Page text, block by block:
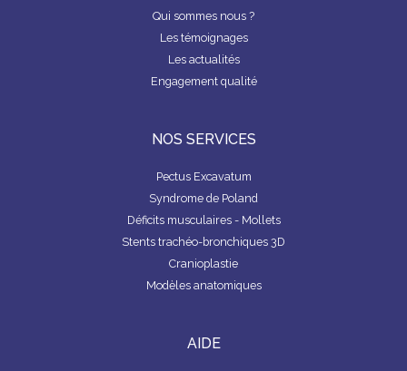
Qui sommes nous ?
Les témoignages
Les actualités
Engagement qualité
NOS SERVICES
Pectus Excavatum
Syndrome de Poland
Déficits musculaires - Mollets
Stents trachéo-bronchiques 3D
Cranioplastie
Modèles anatomiques
AIDE